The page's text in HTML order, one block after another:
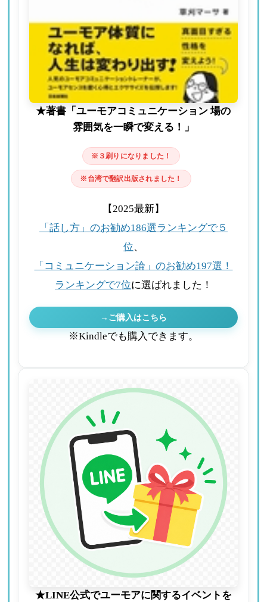
★著書「ユーモアコミュニケーション 場の
雰囲気を一瞬で変える！」
※３刷りになりました！
※台湾で翻訳出版されました！
【2025最新】
「話し方」のお勧め186選ランキングで５
位、
「コミュニケーション論」のお勧め197選！
ランキングで7位に選ばれました！
→ご購入はこちら
※Kindleでも購入できます。
★LINE公式でユーモアに関するイベントを